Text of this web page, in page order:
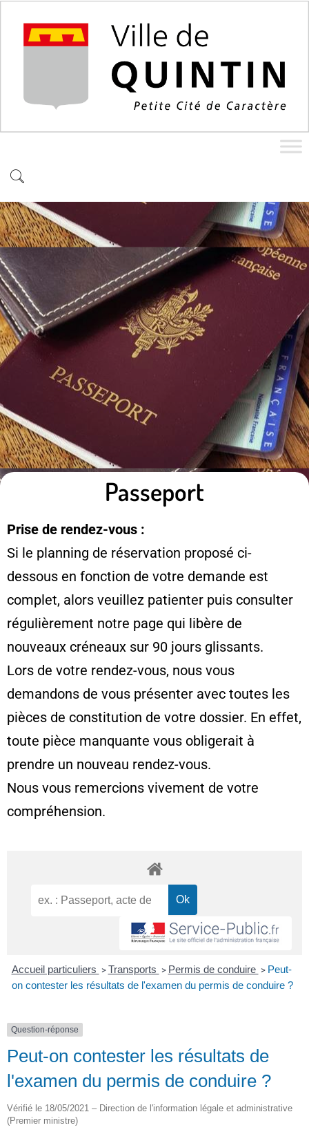
Passeport
Prise de rendez-vous :
Si le planning de réservation proposé ci-
dessous en fonction de votre demande est
complet, alors veuillez patienter puis consulter
régulièrement notre page qui libère de
nouveaux créneaux sur 90 jours glissants.
Lors de votre rendez-vous, nous vous
demandons de vous présenter avec toutes les
pièces de constitution de votre dossier. En effet,
toute pièce manquante vous obligerait à
prendre un nouveau rendez-vous.
Nous vous remercions vivement de votre
compréhension.
Accueil particuliers > Transports > Permis de conduire > Peut-
on contester les résultats de l'examen du permis de conduire ?
Question-réponse
Peut-on contester les résultats de
l'examen du permis de conduire ?
Vérifié le 18/05/2021 – Direction de l'information légale et administrative
(Premier ministre)